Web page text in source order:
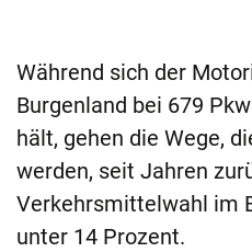
Während sich der
Burgenland bei 679
hält, gehen die Wege,
werden, seit Jahren
Verkehrsmittelwahl im
unter 14 Prozent.